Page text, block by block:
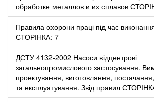
обработке металлов и их сплавов
Правила охорони праці під час
СТОРІНКА: 7
ДСТУ 4132-2002 Насоси відцентрові
загальнопромислового застосування.
проектування, виготовляння,
та експлуатування. Звід правил